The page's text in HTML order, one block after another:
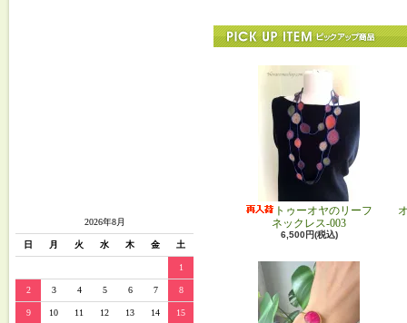
2026年8月
日 月 火 水 木 金 土
1
2 3 4 5 6 7 8
9 10 11 12 13 14 15
トゥーオヤのリーフ
ネックレス-003
6,500円(税込)